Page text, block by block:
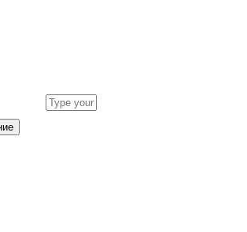
Answer
for